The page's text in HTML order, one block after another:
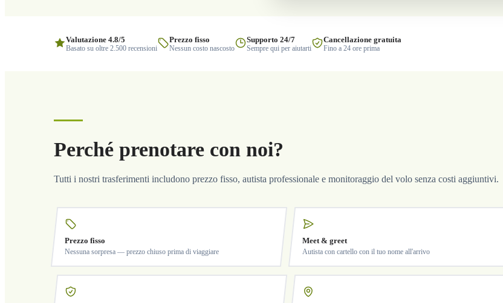
Valutazione 4.8/5
Basato su oltre 2.500 recensioni
Prezzo fisso
Nessun costo nascosto
Supporto 24/7
Sempre qui per aiutarti
Cancellazione gratuita
Fino a 24 ore prima
Perché prenotare con noi?
Tutti i nostri trasferimenti includono prezzo fisso, autista professionale e monitoraggio del volo senza costi aggiuntivi.
Prezzo fisso
Nessuna sorpresa — prezzo chiuso prima di viaggiare
Meet & greet
Autista con cartello con il tuo nome all'arrivo